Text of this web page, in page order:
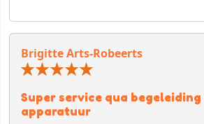
Brigitte Arts-Robeerts
Super service qua begeleiding
apparatuur